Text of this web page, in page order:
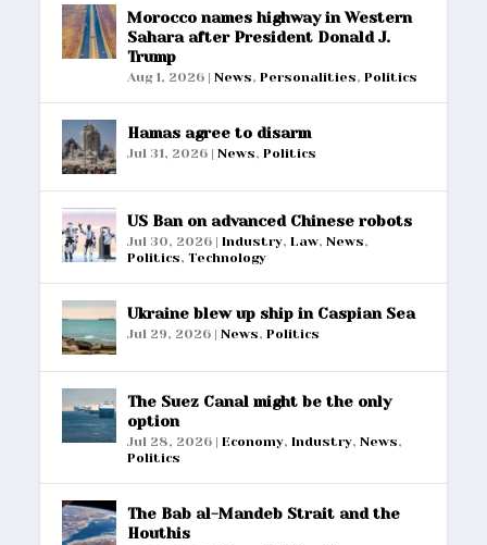
Morocco names highway in Western
Sahara after President Donald J.
Trump
Aug 1, 2026 |News,Personalities,Politics
Hamas agree to disarm
Jul 31, 2026 |News,Politics
US Ban on advanced Chinese robots
Jul 30, 2026 |Industry,Law,News,
Politics,Technology
Ukraine blew up ship in Caspian Sea
Jul 29, 2026 |News,Politics
The Suez Canal might be the only
option
Jul 28, 2026 |Economy,Industry,News,
Politics
The Bab al-Mandeb Strait and the
Houthis